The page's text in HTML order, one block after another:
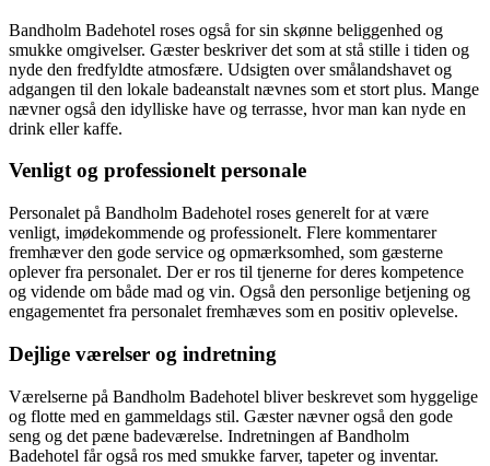
Bandholm Badehotel roses også for sin skønne beliggenhed og
smukke omgivelser. Gæster beskriver det som at stå stille i tiden og
nyde den fredfyldte atmosfære. Udsigten over smålandshavet og
adgangen til den lokale badeanstalt nævnes som et stort plus. Mange
nævner også den idylliske have og terrasse, hvor man kan nyde en
drink eller kaffe.
Venligt og professionelt personale
Personalet på Bandholm Badehotel roses generelt for at være
venligt, imødekommende og professionelt. Flere kommentarer
fremhæver den gode service og opmærksomhed, som gæsterne
oplever fra personalet. Der er ros til tjenerne for deres kompetence
og vidende om både mad og vin. Også den personlige betjening og
engagementet fra personalet fremhæves som en positiv oplevelse.
Dejlige værelser og indretning
Værelserne på Bandholm Badehotel bliver beskrevet som hyggelige
og flotte med en gammeldags stil. Gæster nævner også den gode
seng og det pæne badeværelse. Indretningen af Bandholm
Badehotel får også ros med smukke farver, tapeter og inventar.